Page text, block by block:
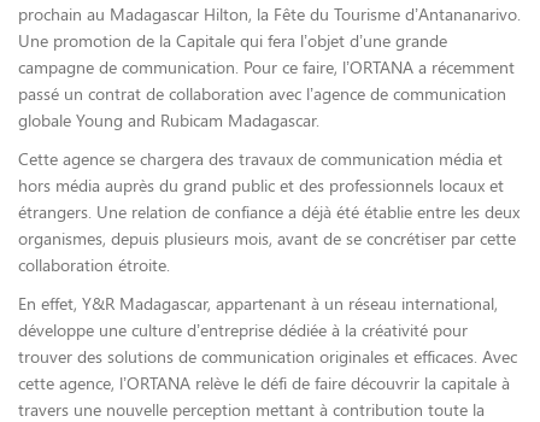
prochain au Madagascar Hilton, la Fête du Tourisme d’Antananarivo.
Une promotion de la Capitale qui fera l’objet d’une grande
campagne de communication. Pour ce faire, l’ORTANA a récemment
passé un contrat de collaboration avec l’agence de communication
globale Young and Rubicam Madagascar.
Cette agence se chargera des travaux de communication média et
hors média auprès du grand public et des professionnels locaux et
étrangers. Une relation de confiance a déjà été établie entre les deux
organismes, depuis plusieurs mois, avant de se concrétiser par cette
collaboration étroite.
En effet, Y&R Madagascar, appartenant à un réseau international,
développe une culture d’entreprise dédiée à la créativité pour
trouver des solutions de communication originales et efficaces. Avec
cette agence, l’ORTANA relève le défi de faire découvrir la capitale à
travers une nouvelle perception mettant à contribution toute la